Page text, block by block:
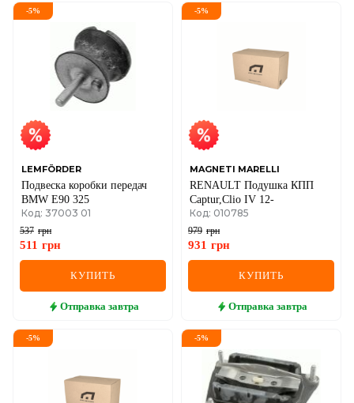
-5%
LEMFÖRDER
Подвеска коробки передач
BMW E90 325
Код: 37003 01
537 грн
511 грн
КУПИТЬ
Отправка завтра
-5%
MAGNETI MARELLI
RENAULT Подушка КПП
Captur,Clio IV 12-
Код: 010785
979 грн
931 грн
КУПИТЬ
Отправка завтра
-5% -5%